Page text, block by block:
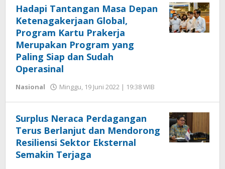
Hadapi Tantangan Masa Depan
Ketenagakerjaan Global,
Program Kartu Prakerja
Merupakan Program yang
Paling Siap dan Sudah
Operasinal
Nasional Minggu, 19 Juni 2022 | 19:38 WIB
Seprihadi
Surplus Neraca Perdagangan
Terus Berlanjut dan Mendorong
Resiliensi Sektor Eksternal
Semakin Terjaga